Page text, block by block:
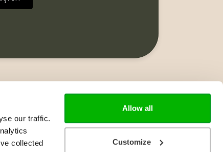
our traffic.
collected
Allow all
Customize